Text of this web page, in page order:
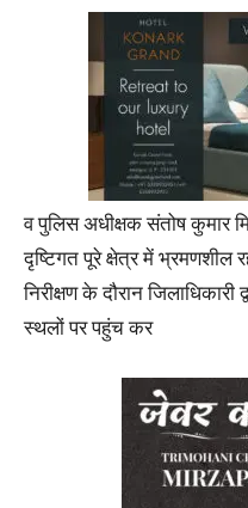
व पुलिस अधीक्षक संतोष कुमार
दृष्टिगत पूरे क्षेत्र में भ्रमणशील
निरीक्षण के दौरान
स्थलों पर पहुंच कर